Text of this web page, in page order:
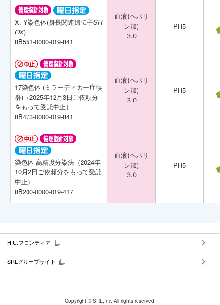
X, Y染色体(身長関連遺伝子SH
OX)
8B551-0000-019-841
血液(ヘパリ
ン加)
3.0
PH5
17染色体 (ミラーディカー症候
群)（2025年12月3日ご依頼分
をもって受託中止）
8B473-0000-019-841
血液(ヘパリ
ン加)
3.0
PH5
染色体 高精度分染法（2024年
10月2日ご依頼分をもって受託
中止）
8B200-0000-019-417
血液(ヘパリ
ン加)
3.0
PH5
X, Y染色体(身長関連遺伝子SH
OX)
8B551-0000-019-841
血液(ヘパリ
ン加)
3.0
PH5
17染色体 (ミラーディカー症候
群)（2025年12月3日ご依頼分
をもって受託中止）
8B473-0000-019-841
血液(ヘパリ
ン加)
3.0
PH5
染色体 高精度分染法（2024年
10月2日ご依頼分をもって受託
中止）
8B200-0000-019-417
血液(ヘパリ
ン加)
3.0
PH5
H.U.フロンティア
SRLグループサイト
Copyright © SRL,Inc. All rights reserved.